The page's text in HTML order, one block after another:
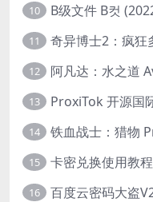
10
11
12
13
14 铁血战士：猎物
15 卡密兑换使用教
16 百度云密码大盗